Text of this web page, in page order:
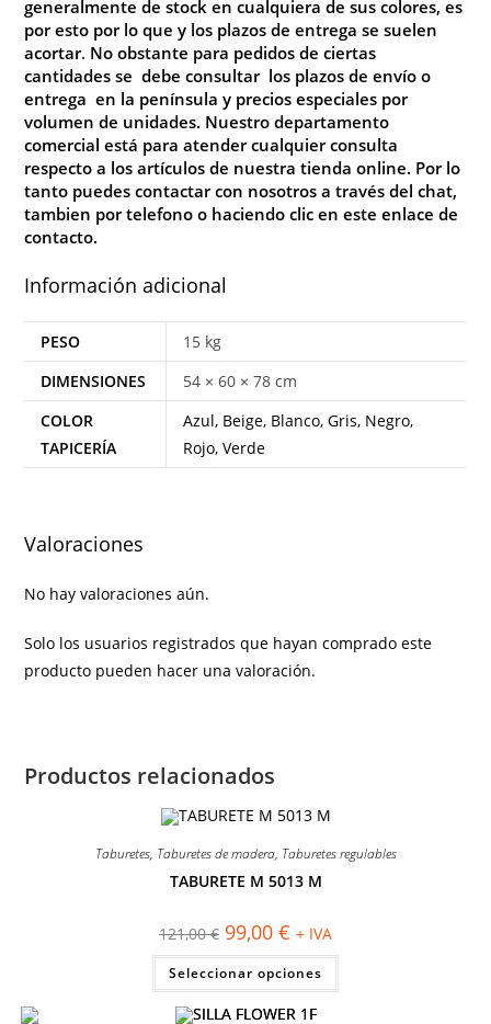
generalmente de stock en cualquiera de sus colores, es
por esto por lo que y los plazos de entrega se suelen
acortar. No obstante para pedidos de ciertas
cantidades se debe consultar los plazos de envío o
entrega en la península y precios especiales por
volumen de unidades. Nuestro departamento
comercial está para atender cualquier consulta
respecto a los artículos de nuestra tienda online. Por lo
tanto puedes contactar con nosotros a través del chat,
tambien por telefono o haciendo clic en este enlace de
contacto.
Información adicional
PESO
15 kg
DIMENSIONES
54 × 60 × 78 cm
COLOR
TAPICERÍA
Azul, Beige, Blanco, Gris, Negro,
Rojo, Verde
Valoraciones
No hay valoraciones aún.
Solo los usuarios registrados que hayan comprado este
producto pueden hacer una valoración.
Productos relacionados
Taburetes, Taburetes de madera, Taburetes regulables
TABURETE M 5013 M
121,00€ El
precio
original
era:
121,00 €.
99,00 € El
precio
actual
es:
99,00 €.
+ IVA
Seleccionar opciones
Este
tiene